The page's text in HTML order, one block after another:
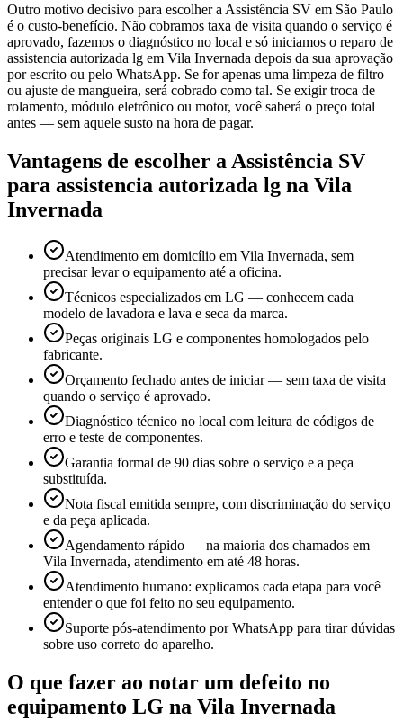
Outro motivo decisivo para escolher a Assistência SV em São Paulo
é o custo-benefício. Não cobramos taxa de visita quando o serviço é
aprovado, fazemos o diagnóstico no local e só iniciamos o reparo de
assistencia autorizada lg em Vila Invernada depois da sua aprovação
por escrito ou pelo WhatsApp. Se for apenas uma limpeza de filtro
ou ajuste de mangueira, será cobrado como tal. Se exigir troca de
rolamento, módulo eletrônico ou motor, você saberá o preço total
antes — sem aquele susto na hora de pagar.
Vantagens de escolher a Assistência SV
para assistencia autorizada lg na Vila
Invernada
Atendimento em domicílio em Vila Invernada, sem
precisar levar o equipamento até a oficina.
Técnicos especializados em LG — conhecem cada
modelo de lavadora e lava e seca da marca.
Peças originais LG e componentes homologados pelo
fabricante.
Orçamento fechado antes de iniciar — sem taxa de visita
quando o serviço é aprovado.
Diagnóstico técnico no local com leitura de códigos de
erro e teste de componentes.
Garantia formal de 90 dias sobre o serviço e a peça
substituída.
Nota fiscal emitida sempre, com discriminação do serviço
e da peça aplicada.
Agendamento rápido — na maioria dos chamados em
Vila Invernada, atendimento em até 48 horas.
Atendimento humano: explicamos cada etapa para você
entender o que foi feito no seu equipamento.
Suporte pós-atendimento por WhatsApp para tirar dúvidas
sobre uso correto do aparelho.
O que fazer ao notar um defeito no
equipamento LG na Vila Invernada